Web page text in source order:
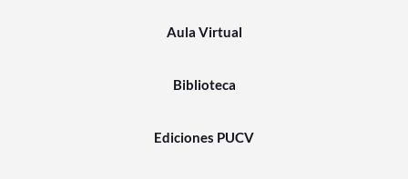
Aula Virtual
Biblioteca
Ediciones PUCV